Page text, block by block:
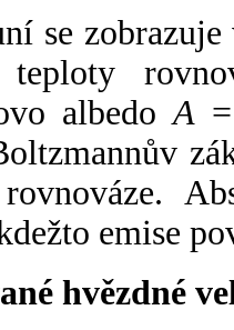
se
albedoA
rovnováze.
emise
hvězdné